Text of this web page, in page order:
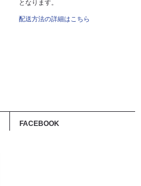
となります。
配送方法の詳細はこちら
FACEBOOK